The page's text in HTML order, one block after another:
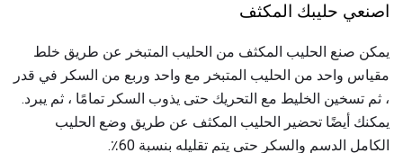
اصنعي حليبك المكثف
يمكن صنع الحليب المكثف من الحليب المتبخر عن طريق خلط
مقياس واحد من الحليب المتبخر مع واحد وربع من السكر في قدر
، ثم تسخين الخليط مع التحريك حتى يذوب السكر تمامًا ، ثم يبرد.
يمكنك أيضًا تحضير الحليب المكثف عن طريق وضع الحليب
الكامل الدسم والسكر حتى يتم تقليله بنسبة 60٪.